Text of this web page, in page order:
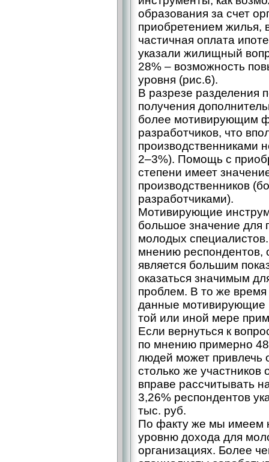
образования за счет
приобретением жилья,
частичная оплата
указали жилищный
28% – возможность
уровня (рис.6).
В разрезе разделения
получения
более мотивирующим
разработчиков, что
производственниками
2–3%). Помощь с
степени имеет
производственников
разработчиками).
Мотивирующие
большое значение для
молодых
мнению респондентов,
является большим
оказаться значимым
проблем. В то же
данные мотивирующие
той или иной мере
Если вернуться к
по мнению примерно
людей может привлечь
столько же участников
вправе рассчитывать
3,26% респондентов
тыс. руб.
По факту же мы имеем
уровню дохода для
организациях. Более